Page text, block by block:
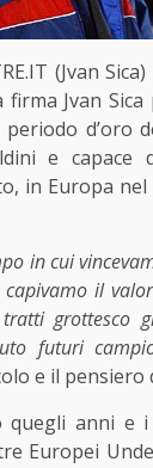
(Jvan
firma Jvan
d’oro
e capace
in Europa
in cui
il
grottesco
futuri
e il pensiero
quegli anni e
Europei